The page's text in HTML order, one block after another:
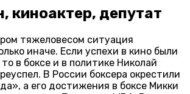
киноактер, депутат
тяжеловесом ситуация
иначе. Если успехи в кино были
в боксе и в политике Николай
В России боксера окрестили
а его достижения в боксе Микки